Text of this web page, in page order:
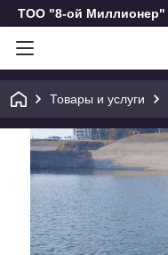
ТОО "8-ой Миллионер"
Товары и услуги